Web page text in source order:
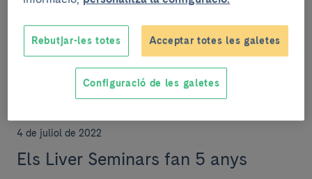
detecció precoç de la malaltia, en entendre el...
4 de juliol de 2022
Els Liver Seminars fan 5 anys
Rebutjar-les totes Acceptar totes les galetes
Configuració de les galetes